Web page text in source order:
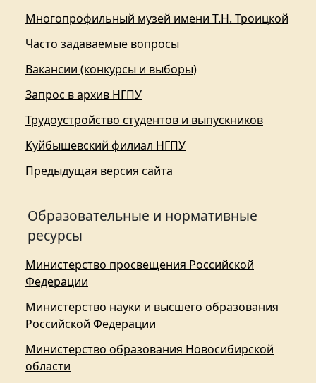
Многопрофильный музей имени Т.Н. Троицкой
Часто задаваемые вопросы
Вакансии (конкурсы и выборы)
Запрос в архив НГПУ
Трудоустройство студентов и выпускников
Куйбышевский филиал НГПУ
Предыдущая версия сайта
Образовательные и нормативные
ресурсы
Министерство просвещения Российской
Федерации
Министерство науки и высшего образования
Российской Федерации
Министерство образования Новосибирской
области